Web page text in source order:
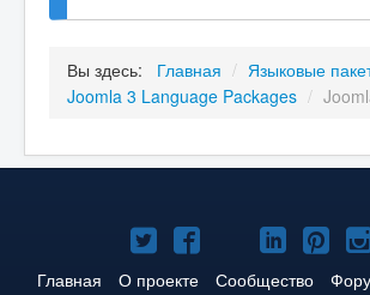
Вы здесь: Главная / Языковые
Joomla 3 Language Packages /
Joomla!
в
Joomla!
в
Joomla!
в
Joomla!
в
в
Главная О проекте Сообщество